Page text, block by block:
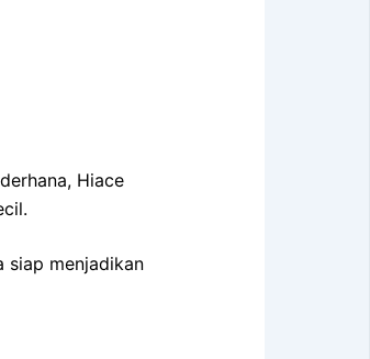
Hiace
siap menjadikan